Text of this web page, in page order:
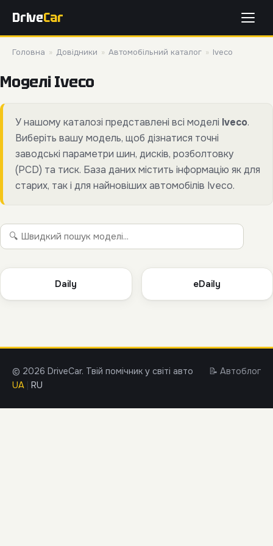
DriveCar
Головна » Довідники » Автомобільний каталог » Iveco
Моделі Iveco
У нашому каталозі представлені всі моделі Iveco.
Виберіть вашу модель, щоб дізнатися точні
заводські параметри шин, дисків, розболтовку
(PCD) та тиск. База даних містить інформацію як для
старих, так і для найновіших автомобілів Iveco.
Daily eDaily
© 2026 DriveCar. Твій помічник у світі авто
📝 Автоблог
UA
RU